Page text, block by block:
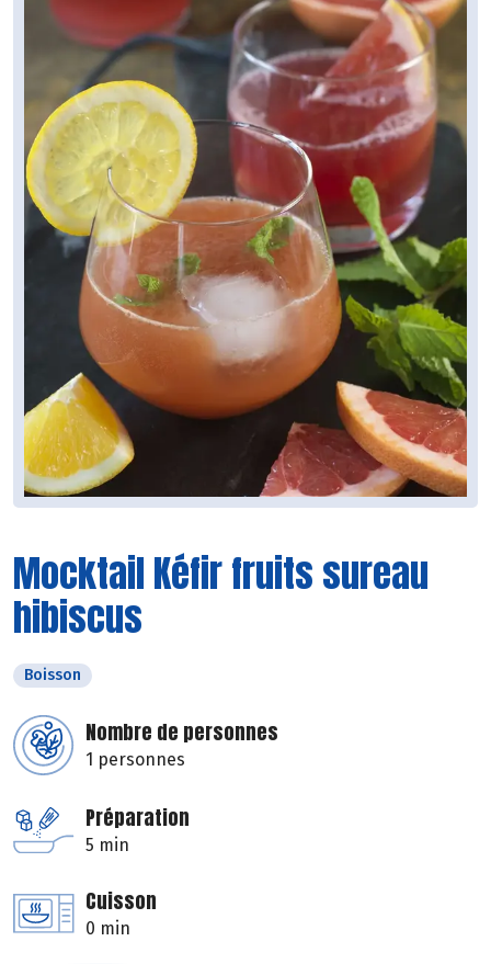
Mocktail Kéfir fruits sureau
hibiscus
Boisson
Nombre de personnes
1 personnes
Préparation
5 min
Cuisson
0 min